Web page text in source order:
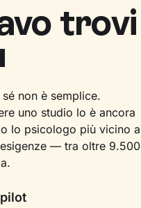
trovi
non è semplice.
uno studio lo è ancora
lo psicologo più vicino a
— tra oltre 9.500